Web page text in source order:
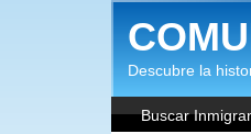
Pasar al contenido principal
Descubre la
Buscar